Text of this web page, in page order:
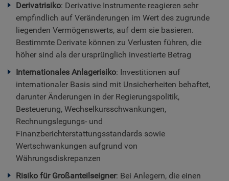
Derivatrisiko: Derivative Instrumente reagieren sehr
empfindlich auf Veränderungen im Wert des zugrunde
liegenden Vermögenswerts, auf dem sie basieren.
Bestimmte Derivate können zu Verlusten führen, die
höher sind als der ursprünglich investierte Betrag
Internationales Anlagerisiko: Investitionen auf
internationaler Basis sind mit Unsicherheiten behaftet,
darunter Änderungen in der Regierungspolitik,
Besteuerung, Wechselkursschwankungen,
Rechnungslegungs- und
Finanzberichterstattungsstandards sowie
Wertschwankungen aufgrund von
Währungsdiskrepanzen
Risiko für Großanteilseigner: Bei Anlegern, die einen